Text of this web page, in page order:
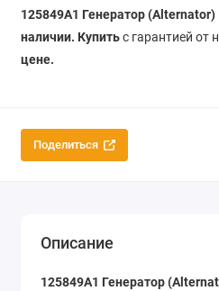
125849A1 Генератор (Alternator)
наличии. Купитьс гарантией от
цене.
Поделиться
Описание
125849A1 Генератор